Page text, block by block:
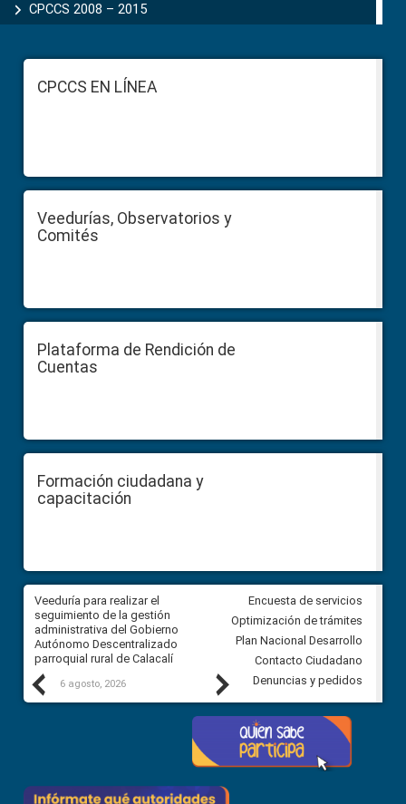
CPCCS 2008 – 2015
FooterCPCCS EN LÍNEA
Veedurías, Observatorios y
Comités
Plataforma de Rendición de
Cuentas
Formación ciudadana y
capacitación
Previous
Veeduría para realizar el
seguimiento de la gestión
administrativa del Gobierno
Autónomo Descentralizado
parroquial rural de Calacalí
6 agosto, 2026
Veeduría para vigilar los
derivados de la Audiencia
comunidad Urbina, parroquia
Carolina
5 agosto, 2026
Next
Encuesta de servicios
Optimización de trámites
Plan Nacional Desarrollo
Contacto Ciudadano
Denuncias y pedidos